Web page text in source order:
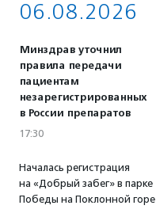
06.08.2026
Минздрав уточнил
правила передачи
пациентам
незарегистрированных
в России препаратов
17:30
Началась регистрация
на «Добрый забег» в парке
Победы на Поклонной горе